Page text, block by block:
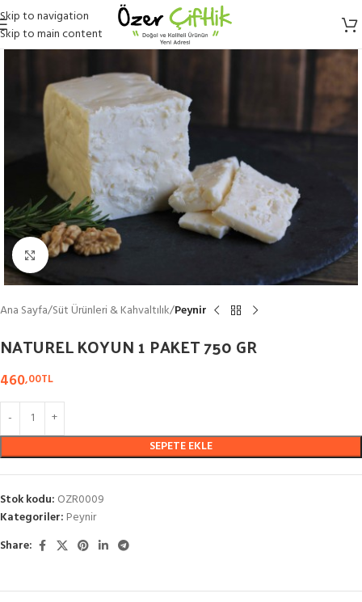
Skip to navigation
Skip to main content
Click to enlarge
Ana Sayfa Süt Ürünleri & Kahvaltılık Peynir
NATUREL KOYUN 1 PAKET 750 GR
460,00TL
SEPETE EKLE
Stok kodu: OZR0009
Kategoriler: Peynir
Share: